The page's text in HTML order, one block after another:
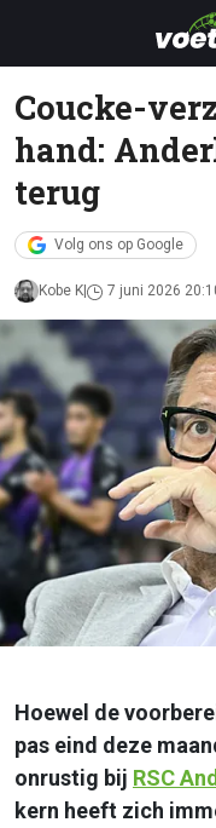
Coucke-
hand:
terug
Volg ons op Google
Kobe K 7 juni 2026
Hoewel de
pas eind deze
onrustig bij RSC
kern heeft zich